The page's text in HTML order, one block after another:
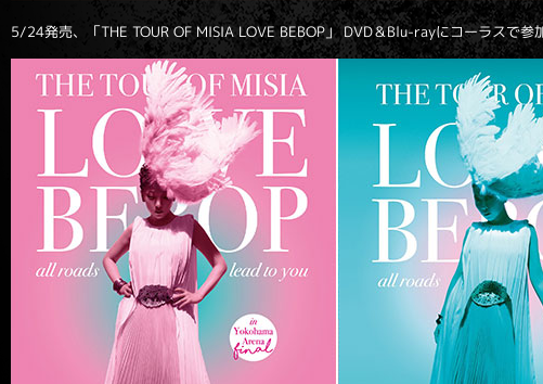
5/24発売、「THE TOUR OF MISIA LOVE BEBOP」 DVD＆Blu-rayにコーラスで参